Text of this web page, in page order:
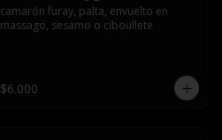
camarón furay, palta, envuelto en
massago, sesamo o ciboullete
$6.000